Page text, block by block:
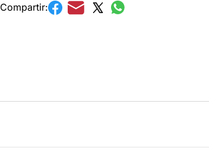
Compartir: